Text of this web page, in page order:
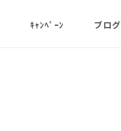
ｷｬﾝﾍﾟｰﾝ ブログ